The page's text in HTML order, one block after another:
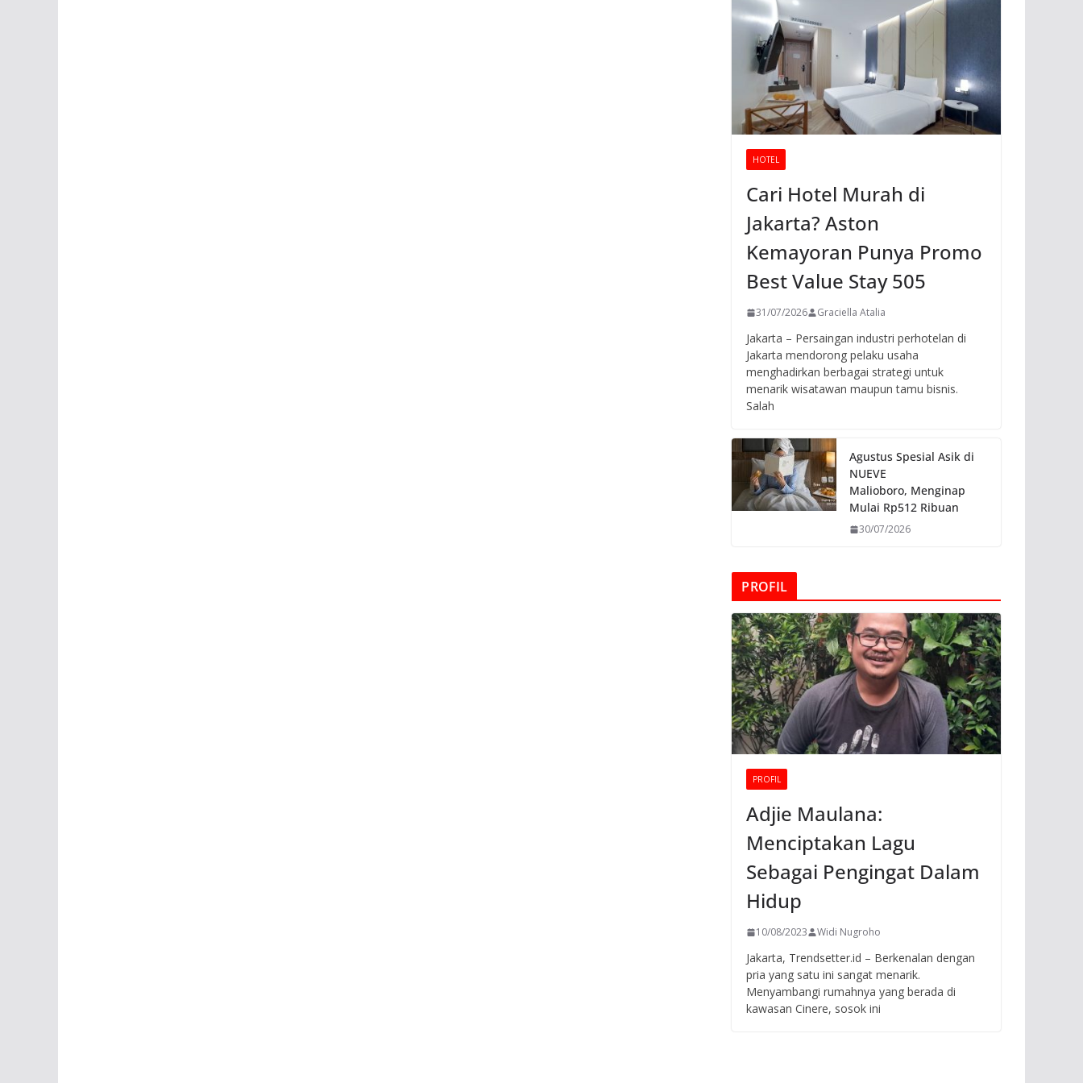
HOTEL
Cari Hotel Murah di
Jakarta? Aston
Kemayoran Punya Promo
Best Value Stay 505
31/07/2026 Graciella Atalia
Jakarta – Persaingan industri perhotelan di
Jakarta mendorong pelaku usaha
menghadirkan berbagai strategi untuk
menarik wisatawan maupun tamu bisnis.
Salah
Agustus Spesial Asik di
NUEVE
Malioboro, Menginap
Mulai Rp512 Ribuan
30/07/2026
PROFIL
PROFIL
Adjie Maulana:
Menciptakan Lagu
Sebagai Pengingat Dalam
Hidup
10/08/2023 Widi Nugroho
Jakarta, Trendsetter.id – Berkenalan dengan
pria yang satu ini sangat menarik.
Menyambangi rumahnya yang berada di
kawasan Cinere, sosok ini